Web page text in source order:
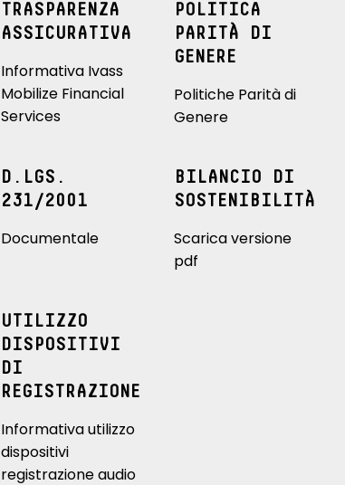
TRASPARENZA
ASSICURATIVA
Informativa Ivass
Mobilize Financial
Services
POLITICA
PARITÀ DI
GENERE
Politiche Parità di
Genere
D.LGS.
231/2001
Documentale
BILANCIO DI
SOSTENIBILITÀ
Scarica versione
pdf
UTILIZZO
DISPOSITIVI
DI
REGISTRAZIONE
Informativa utilizzo
dispositivi
registrazione audio